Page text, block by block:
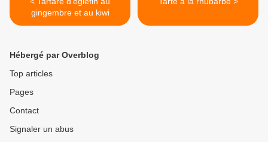
gingembre et au kiwi
Hébergé par Overblog
Top articles
Pages
Contact
Signaler un abus